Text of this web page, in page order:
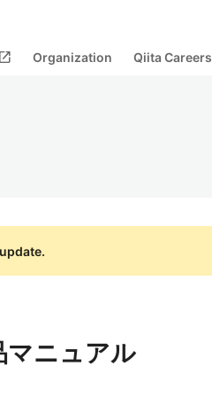
open_in_new Organization Qiita Careers
ニュアル